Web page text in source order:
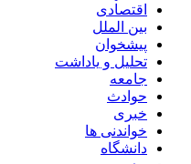
اقتصادی
بین الملل
پیشخوان
تحلیل و یاداشت
جامعه
حوادث
خبری
خواندنی ها
دانشگاه